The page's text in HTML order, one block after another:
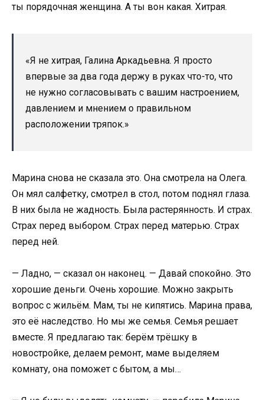
ты порядочная женщина. А ты вон какая. Хитрая.
«Я не хитрая, Галина Аркадьевна. Я просто
впервые за два года держу в руках что-то, что
не нужно согласовывать с вашим настроением,
давлением и мнением о правильном
расположении тряпок.»
Марина снова не сказала это. Она смотрела на Олега.
Он мял салфетку, смотрел в стол, потом поднял глаза.
В них была не жадность. Была растерянность. И страх.
Страх перед выбором. Страх перед матерью. Страх
перед ней.
— Ладно, — сказал он наконец. — Давай спокойно. Это
хорошие деньги. Очень хорошие. Можно закрыть
вопрос с жильём. Мам, ты не кипятись. Марина права,
это её наследство. Но мы же семья. Семья решает
вместе. Я предлагаю так: берём трёшку в
новостройке, делаем ремонт, маме выделяем
комнату, она поможет с бытом, а мы…